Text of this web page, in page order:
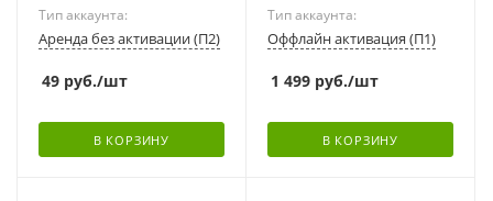
Тип аккаунта:
Аренда без активации (П2)
49 руб./шт
В КОРЗИНУ
Тип аккаунта:
Оффлайн активация (П1)
1 499 руб./шт
В КОРЗИНУ